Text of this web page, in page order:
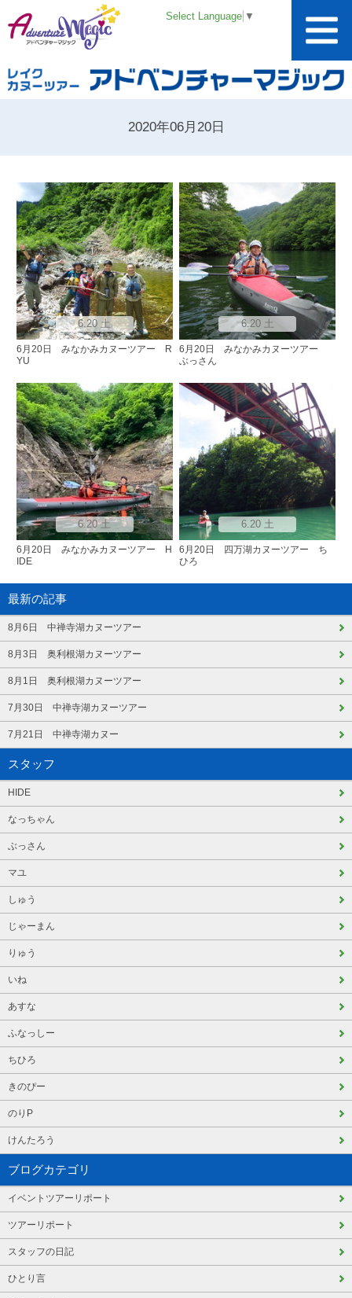
Select Language ▼
2020年06月20日
6.20 土
6月20日 みなかみカヌーツアー R
YU
6.20 土
6月20日 みなかみカヌーツアー
ぶっさん
6.20 土
6月20日 みなかみカヌーツアー H
IDE
6.20 土
6月20日 四万湖カヌーツアー ち
ひろ
最新の記事
8月6日 中禅寺湖カヌーツアー
8月3日 奥利根湖カヌーツアー
8月1日 奥利根湖カヌーツアー
7月30日 中禅寺湖カヌーツアー
7月21日 中禅寺湖カヌー
スタッフ
HIDE
なっちゃん
ぶっさん
マユ
しゅう
じゃーまん
りゅう
いね
あすな
ふなっしー
ちひろ
きのぴー
のりP
けんたろう
ブログカテゴリ
イベントツアーリポート
ツアーリポート
スタッフの日記
ひとり言